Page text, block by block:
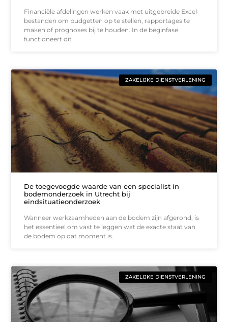
Financiële afdelingen werken vaak met uitgebreide Excel-
bestanden om budgetten op te stellen, rapportages te
maken of prognoses bij te houden. In de beginfase
functioneert dit
ZAKELIJKE DIENSTVERLENING
De toegevoegde waarde van een specialist in
bodemonderzoek in Utrecht bij
eindsituatieonderzoek
Wanneer werkzaamheden aan de bodem zijn afgerond, is
het essentieel om vast te leggen wat de exacte staat van
de bodem op dat moment is.
ZAKELIJKE DIENSTVERLENING